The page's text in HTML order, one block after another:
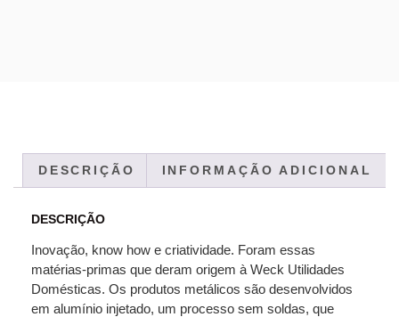
DESCRIÇÃO INFORMAÇÃO ADICIONAL
DESCRIÇÃO
Inovação, know how e criatividade. Foram essas
matérias-primas que deram origem à Weck Utilidades
Domésticas. Os produtos metálicos são desenvolvidos
em alumínio injetado, um processo sem soldas, que